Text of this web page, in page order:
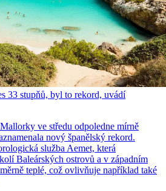
33 stupňů, byl to rekord, uvádí
ve středu odpoledne mírně
nový španělský rekord.
služba Aemet, která
Baleárských ostrovů a v západním
teplé, což ovlivňuje například také